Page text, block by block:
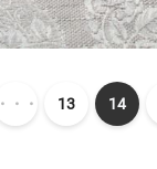
・・・ 13 14